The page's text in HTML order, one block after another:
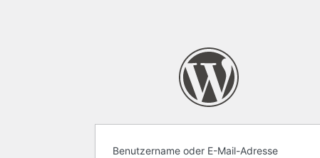
Benutzername oder E-Mail-Adresse